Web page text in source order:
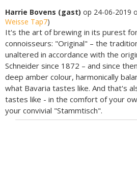
Harrie Bovens (gast) op 24-06-2019
Weisse Tap7)
It's the art of brewing in its purest
connoisseurs: "Original" – the
unaltered in accordance with the
Schneider since 1872 – and since
deep amber colour, harmonically
what Bavaria tastes like. And that's
tastes like - in the comfort of your
your convivial "Stammtisch".